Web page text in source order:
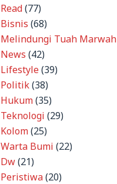
Read(77)
Bisnis (68)
Melindungi Tuah Marwah
News (42)
Lifestyle(39)
Politik(38)
Hukum(35)
Teknologi (29)
Kolom(25)
Warta Bumi (22)
Dw(21)
Peristiwa(20)